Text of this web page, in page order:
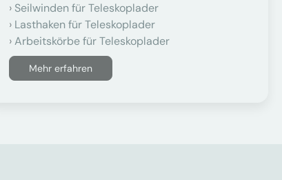
Seilwinden für Teleskoplader
Lasthaken für Teleskoplader
Arbeitskörbe für Teleskoplader
Mehr erfahren